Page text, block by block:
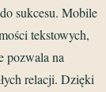
sukcesu. Mobile
tekstowych,
pozwala na
relacji. Dzięki